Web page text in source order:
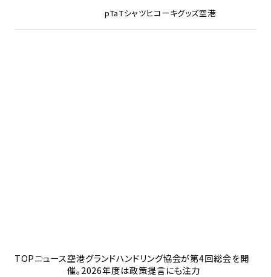
pTaTシャツヒコーキグッズ空港
TOPニュース空港グランドハンドリング協会が第4回総会を開
催。2026年度は政策提言にも注力